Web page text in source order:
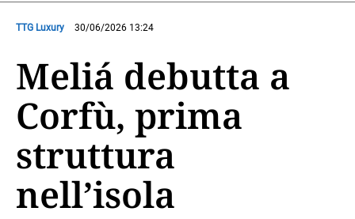
TTG Luxury 30/06/2026 13:24
Meliá debutta a
Corfù, prima
struttura
nell’isola